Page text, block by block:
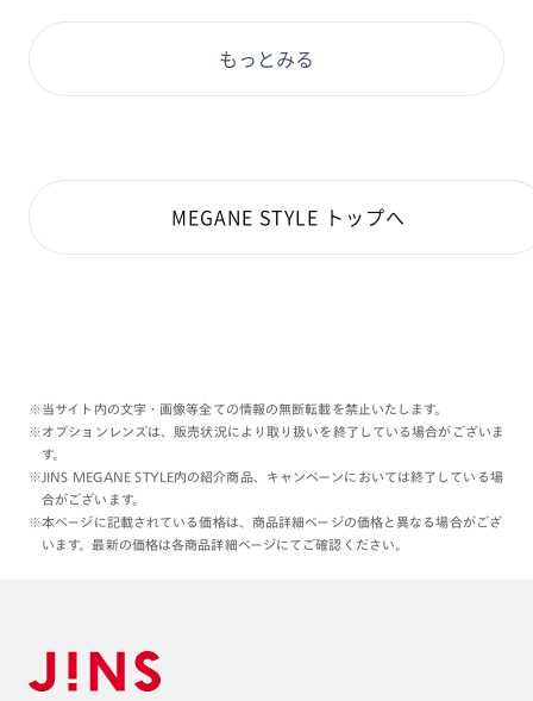
もっとみる
MEGANE STYLE トップへ
※当サイト内の文字・画像等全ての情報の無断転載を禁止いたします。
※オプションレンズは、販売状況により取り扱いを終了している場合がございま
す。
※JINS MEGANE STYLE内の紹介商品、キャンペーンにおいては終了している場
合がございます。
※本ページに記載されている価格は、商品詳細ページの価格と異なる場合がござ
います。最新の価格は各商品詳細ページにてご確認ください。